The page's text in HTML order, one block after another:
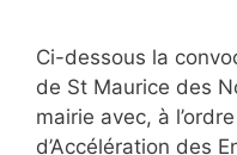
Ci-dessous la
de St Maurice des
mairie avec, à
d’Accélération des